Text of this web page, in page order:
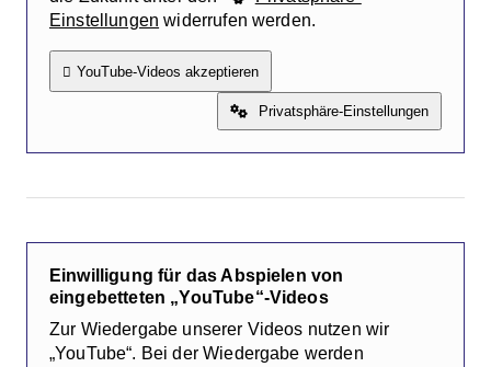
Einstellungen widerrufen werden.
YouTube-Videos akzeptieren
Privatsphäre-Einstellungen
Einwilligung für das Abspielen von
eingebetteten „YouTube“-Videos
Zur Wiedergabe unserer Videos nutzen wir
„YouTube“. Bei der Wiedergabe werden